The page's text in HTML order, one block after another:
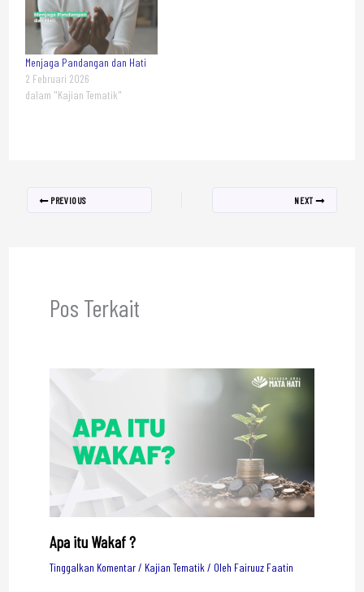
Menjaga Pandangan dan Hati
2 Februari 2026
dalam "Kajian Tematik"
PREVIOUS NEXT
Pos Terkait
Apa itu Wakaf ?
Tinggalkan Komentar/ Kajian Tematik/ Oleh Fairuuz Faatin